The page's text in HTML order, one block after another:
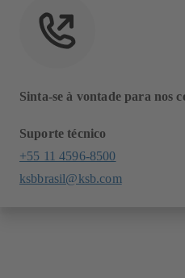
Sinta-se à vontade para nos
Suporte técnico
+55 11 4596-8500
ksbbrasil@ksb.com